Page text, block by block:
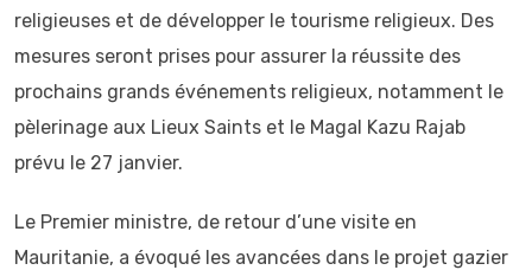
religieuses et de développer le tourisme religieux. Des
mesures seront prises pour assurer la réussite des
prochains grands événements religieux, notamment le
pèlerinage aux Lieux Saints et le Magal Kazu Rajab
prévu le 27 janvier.
Le Premier ministre, de retour d’une visite en
Mauritanie, a évoqué les avancées dans le projet gazier